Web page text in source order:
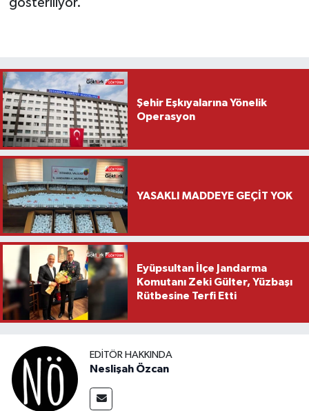
gösteriliyor.
Şehir Eşkıyalarına Yönelik
Operasyon
YASAKLI MADDEYE GEÇİT YOK
Eyüpsultan İlçe Jandarma
Komutanı Zeki Gülter, Yüzbaşı
Rütbesine Terfi Etti
EDITÖR HAKKINDA
Neslişah Özcan